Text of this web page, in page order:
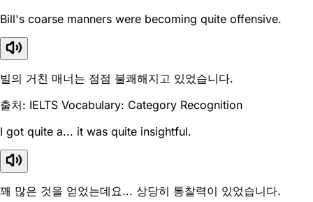
Bill's coarse manners were becoming quite offensive.
빌의 거친 매너는 점점 불쾌해지고 있었습니다.
출처: IELTS Vocabulary: Category Recognition
I got quite a... it was quite insightful.
꽤 많은 것을 얻었는데요... 상당히 통찰력이 있었습니다.